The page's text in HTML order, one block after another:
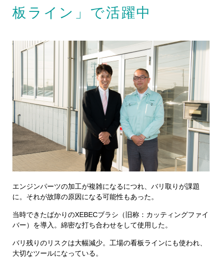
板ライン」で活躍中
エンジンパーツの加工が複雑になるにつれ、バリ取りが課題
に。それが故障の原因になる可能性もあった。
当時できたばかりのXEBECブラシ（旧称：カッティングファイ
バー）を導入。綿密な打ち合わせをして使用した。
バリ残りのリスクは大幅減少。工場の看板ラインにも使われ、
大切なツールになっている。